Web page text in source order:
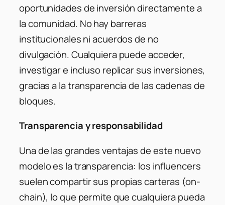
oportunidades de inversión directamente a
la comunidad. No hay barreras
institucionales ni acuerdos de no
divulgación. Cualquiera puede acceder,
investigar e incluso replicar sus inversiones,
gracias a la transparencia de las cadenas de
bloques.
Transparencia y responsabilidad
Una de las grandes ventajas de este nuevo
modelo es la transparencia: los influencers
suelen compartir sus propias carteras (on-
chain), lo que permite que cualquiera pueda